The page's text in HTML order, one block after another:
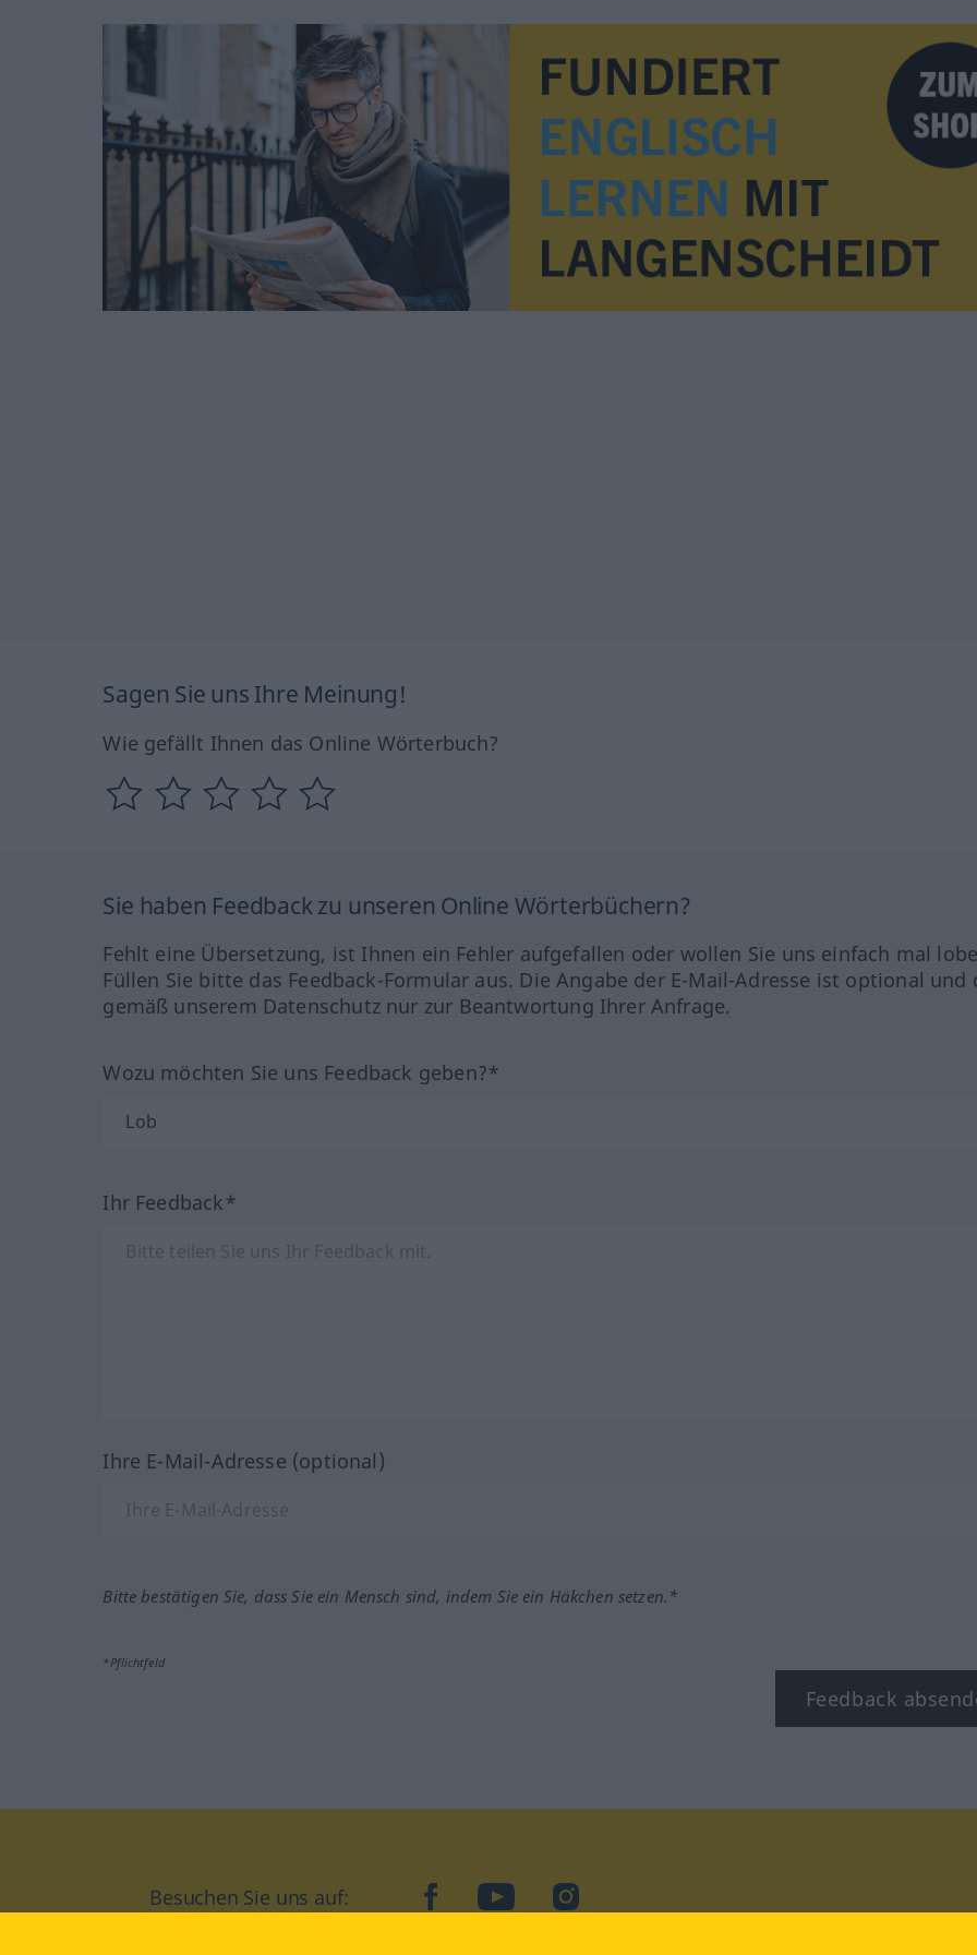
Sagen Sie uns Ihre Meinung!
Wie gefällt Ihnen das Online Wörterbuch?
Sie haben Feedback zu unseren Online Wörterbüchern?
Fehlt eine Übersetzung, ist Ihnen ein Fehler aufgefallen oder wollen Sie uns einfach mal
Füllen Sie bitte das Feedback-Formular aus. Die Angabe der E-Mail-Adresse ist optional und
gemäß unserem Datenschutz nur zur Beantwortung Ihrer Anfrage.
Wozu möchten Sie uns Feedback geben?*
Ihr Feedback*
Ihre E-Mail-Adresse (optional)
Bitte bestätigen Sie, dass Sie ein Mensch sind, indem Sie ein Häkchen setzen.*
*Pflichtfeld
Feedback
Besuchen Sie uns auf: facebookYouTubeInstagram